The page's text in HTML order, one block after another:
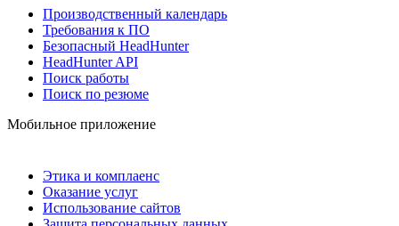
Производственный календарь
Требования к ПО
Безопасный HeadHunter
HeadHunter API
Поиск работы
Поиск по резюме
Мобильное приложение
Этика и комплаенс
Оказание услуг
Использование сайтов